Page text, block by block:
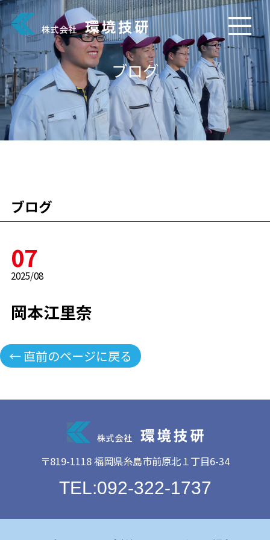
ブログ
ブログ
07
2025/08
岡本江里奈
← 直前のページに戻る
〒819-1118 福岡県糸島市前原北１丁目6-34
TEL:092-322-1737